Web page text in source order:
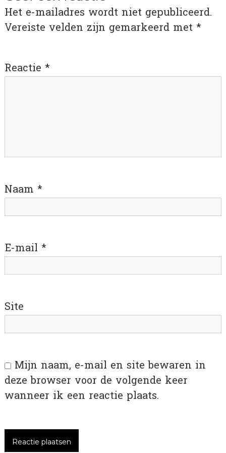
Het e-mailadres wordt niet gepubliceerd.
Vereiste velden zijn gemarkeerd met *
Reactie *
Naam *
E-mail *
Site
Mijn naam, e-mail en site bewaren in
deze browser voor de volgende keer
wanneer ik een reactie plaats.